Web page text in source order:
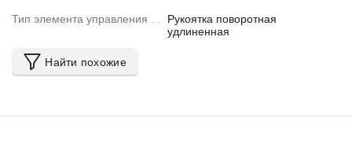
Тип элемента управления
Рукоятка поворотная
удлиненная
Найти похожие